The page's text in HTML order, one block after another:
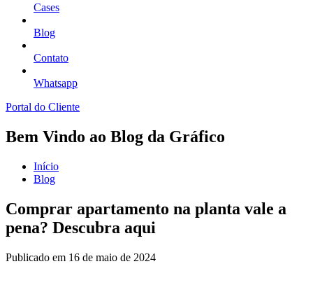
Cases
Blog
Contato
Whatsapp
Portal do Cliente
Bem Vindo ao Blog da Gráfico
Início
Blog
Comprar apartamento na planta vale a
pena? Descubra aqui
Publicado em 16 de maio de 2024